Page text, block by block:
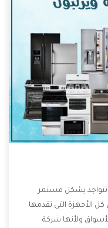
تتواجد بشكل مستمر
الأجهزة التى تقدمها
ولأنها شركة